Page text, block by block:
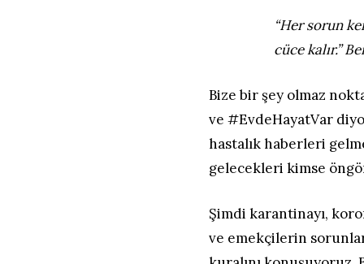
“Her sorun
cüce kalır.”
Bize bir şey olmaz
ve #EvdeHayatVar
hastalık haberleri
gelecekleri kimse
Şimdi karantinayı,
ve emekçilerin